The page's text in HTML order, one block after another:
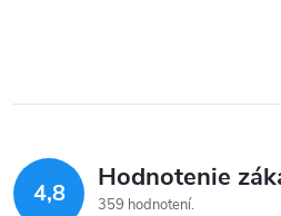
4,8 Hodnotenie
359 hodnotení